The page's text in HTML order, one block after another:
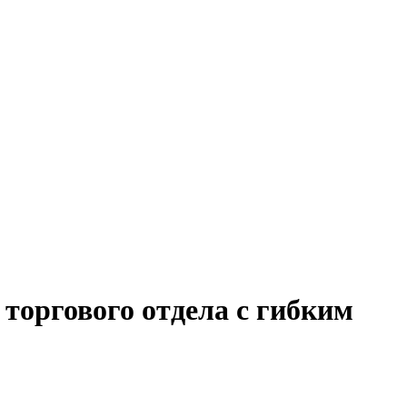
отдела с гибким